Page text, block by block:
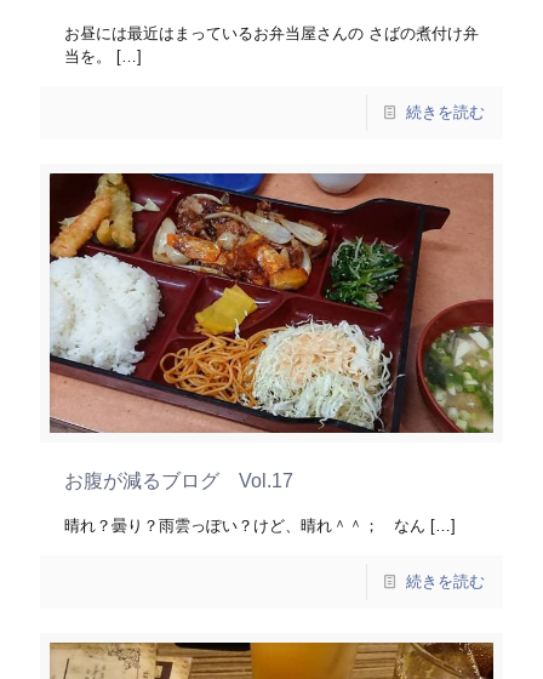
お昼には最近はまっているお弁当屋さんの さばの煮付け弁
当を。
[…]
続きを読む
お腹が減るブログ Vol.17
晴れ？曇り？雨雲っぽい？けど、晴れ＾＾； なん […]
続きを読む